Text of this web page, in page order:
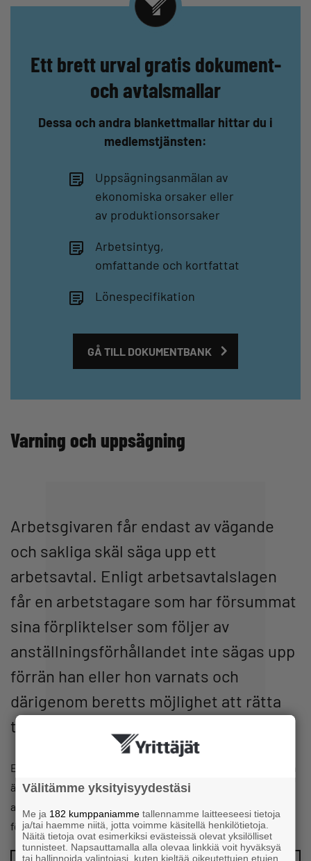
Ett brett urval gratis dokument-
och avtalsmallar
Dessa och andra blankettmallar hittar du i
medlemstjänsten:
Uppsägningsanmälan av
ekonomiska orsaker eller
av produktionsorsaker
Arbetsintyg,
omfattande och kortfattat
Lönespecifikation
GÅ TILL DOKUMENTBANK
Varning och uppsägning
Arbetsgivaren får endast av vägande
och sakliga skäl säga upp ett
arbetsavtal. Enligt arbetsavtalslagen
får en arbetstagare som har försummat
sina förpliktelser som följer av
anställningsförhållandet inte sägas upp
förrän han eller hon varnats och
därigenom beretts möjlighet att rätta
till sitt förfarande.
En varning behöver inte ges om grunden för uppsägningen
är en så allvarlig överträdelse i anslutning till
anställningsförhållandet att det rimligen inte kan
förutsättas att arbetsgivaren fortsätter avtalsförhållandet.
Välitämme yksityisyydestäsi
Me ja 182 kumppaniamme tallennamme laitteeseesi tietoja
ja/tai haemme niitä, jotta voimme käsitellä henkilötietoja.
Näitä tietoja ovat esimerkiksi evästeissä olevat yksilölliset
tunnisteet. Napsauttamalla alla olevaa linkkiä voit hyväksyä
tai hallinnoida valintojasi, kuten kieltää oikeutettujen etujen